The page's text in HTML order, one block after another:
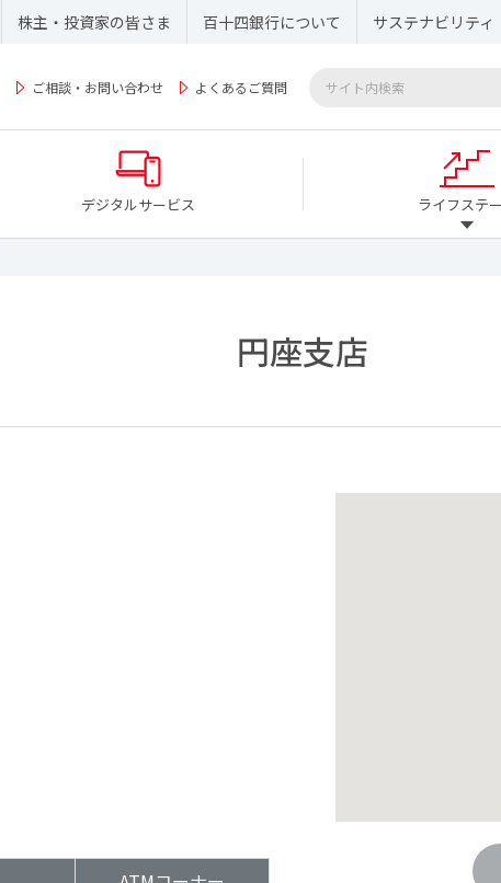
株主・投資家の皆さま 百十四銀行について サステナビリティ
ご相談・お問い合わせ よくあるご質問
デジタルサービス ライフステ
円座支店